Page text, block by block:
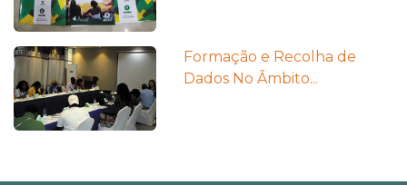
Formação e Recolha de
Dados No Âmbito...